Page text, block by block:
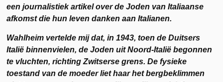
een journalistiek artikel over de Joden van Italiaanse
afkomst die hun leven danken aan Italianen.
Wahlheim vertelde mij dat, in 1943, toen de Duitsers
Italië binnenvielen, de Joden uit Noord-Italië begonnen
te vluchten, richting Zwitserse grens. De fysieke
toestand van de moeder liet haar het bergbeklimmen